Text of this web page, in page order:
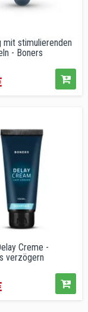
mit stimulierenden
- Boners
Creme -
verzögern